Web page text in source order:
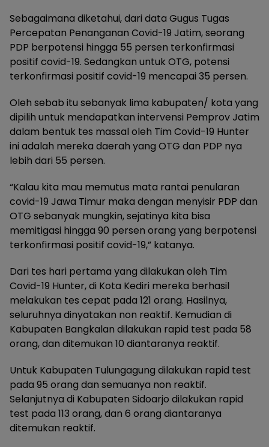
Sebagaimana diketahui, dari data Gugus Tugas
Percepatan Penanganan Covid-19 Jatim, seorang
PDP berpotensi hingga 55 persen terkonfirmasi
positif covid-19. Sedangkan untuk OTG, potensi
terkonfirmasi positif covid-19 mencapai 35 persen.
Oleh sebab itu sebanyak lima kabupaten/ kota yang
dipilih untuk mendapatkan intervensi Pemprov Jatim
dalam bentuk tes massal oleh Tim Covid-19 Hunter
ini adalah mereka daerah yang OTG dan PDP nya
lebih dari 55 persen.
“Kalau kita mau memutus mata rantai penularan
covid-19 Jawa Timur maka dengan menyisir PDP dan
OTG sebanyak mungkin, sejatinya kita bisa
memitigasi hingga 90 persen orang yang berpotensi
terkonfirmasi positif covid-19,” katanya.
Dari tes hari pertama yang dilakukan oleh Tim
Covid-19 Hunter, di Kota Kediri mereka berhasil
melakukan tes cepat pada 121 orang. Hasilnya,
seluruhnya dinyatakan non reaktif. Kemudian di
Kabupaten Bangkalan dilakukan rapid test pada 58
orang, dan ditemukan 10 diantaranya reaktif.
Untuk Kabupaten Tulungagung dilakukan rapid test
pada 95 orang dan semuanya non reaktif.
Selanjutnya di Kabupaten Sidoarjo dilakukan rapid
test pada 113 orang, dan 6 orang diantaranya
ditemukan reaktif.